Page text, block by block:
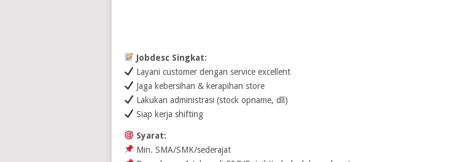
Jobdesc Singkat:
Layani customer dengan service excellent
Jaga kebersihan & kerapihan store
Lakukan administrasi (stock opname, dll)
Siap kerja shifting
Syarat:
Min. SMA/SMK/sederajat